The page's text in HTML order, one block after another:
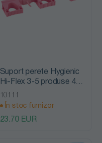
Suport perete Hygienic
Hi-Flex 3-5 produse 420
mm, Vikan
10111
În stoc furnizor
23.70 EUR